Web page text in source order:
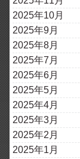
2025年10月
2025年9月
2025年8月
2025年7月
2025年6月
2025年5月
2025年4月
2025年3月
2025年2月
2025年1月